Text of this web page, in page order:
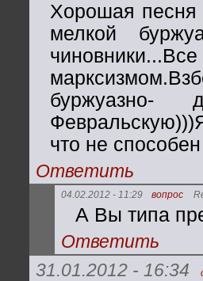
Хорошая песня
мелкой
буржуазно-
что не
Ответить
04.02.2012 - 11:29 вопрос
А Вы типа
Ответить
31.01.2012 - 16:34